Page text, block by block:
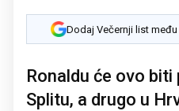
Dodaj Večernji list
Ronaldu će ovo
Splitu, a drugo u